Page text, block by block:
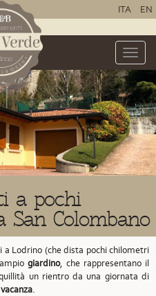
ITA EN
Toggle
a pochi
Colombano
a Lodrino (che dista pochi chilometri
giardino, che rappresentano il
un rientro da una giornata di
vacanza.